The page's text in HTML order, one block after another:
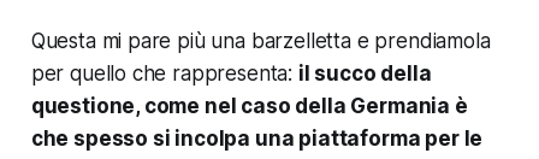
Questa mi pare più una barzelletta e prendiamola
per quello che rappresenta: il succo della
questione, come nel caso della Germania è
che spesso si incolpa una piattaforma per le